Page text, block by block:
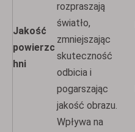
Jakość
powierzc
hni
rozpraszają
światło,
zmniejszając
skuteczność
odbicia i
pogarszając
jakość obrazu.
Wpływa na